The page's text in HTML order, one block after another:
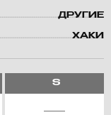
ДРУГИЕ
ХАКИ
S